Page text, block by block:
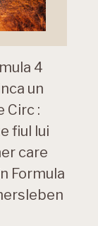
4
un
Circ :
fiul lui
care
Formula